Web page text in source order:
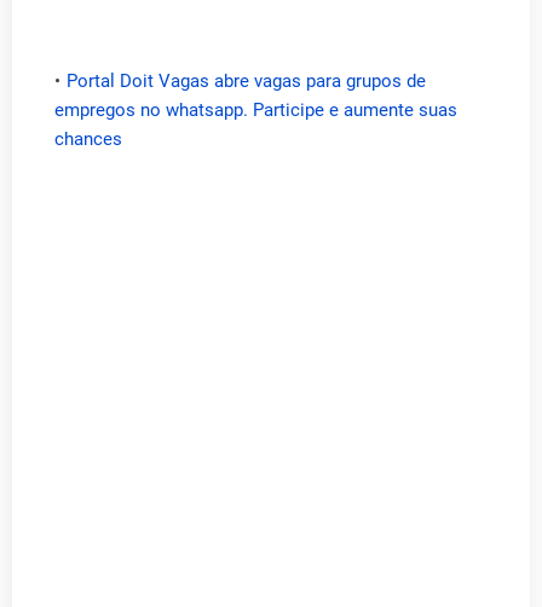
Portal Doit Vagas abre vagas para grupos de
empregos no whatsapp. Participe e aumente suas
chances